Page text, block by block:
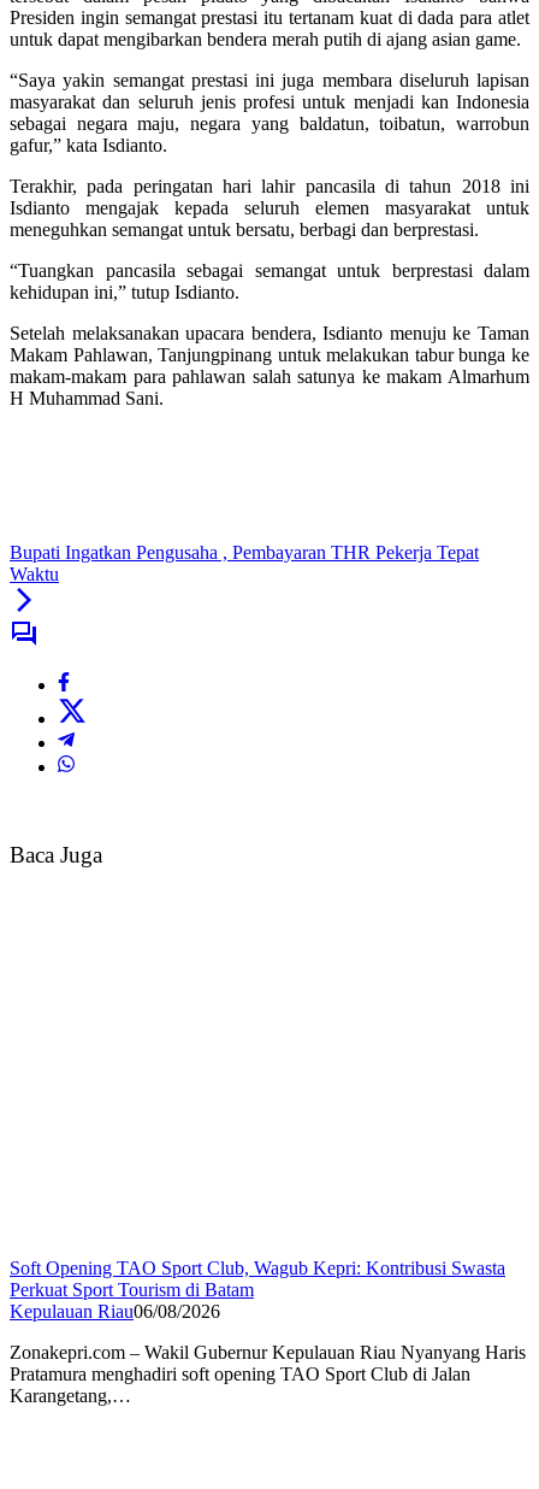
Presiden ingin semangat prestasi itu tertanam kuat di dada para atlet
untuk dapat mengibarkan bendera merah putih di ajang asian game.
“Saya yakin semangat prestasi ini juga membara diseluruh lapisan
masyarakat dan seluruh jenis profesi untuk menjadi kan Indonesia
sebagai negara maju, negara yang baldatun, toibatun, warrobun
gafur,” kata Isdianto.
Terakhir, pada peringatan hari lahir pancasila di tahun 2018 ini
Isdianto mengajak kepada seluruh elemen masyarakat untuk
meneguhkan semangat untuk bersatu, berbagi dan berprestasi.
“Tuangkan pancasila sebagai semangat untuk berprestasi dalam
kehidupan ini,” tutup Isdianto.
Setelah melaksanakan upacara bendera, Isdianto menuju ke Taman
Makam Pahlawan, Tanjungpinang untuk melakukan tabur bunga ke
makam-makam para pahlawan salah satunya ke makam Almarhum
H Muhammad Sani.
Bupati Ingatkan Pengusaha , Pembayaran THR Pekerja Tepat
Waktu
Baca Juga
Soft Opening TAO Sport Club, Wagub Kepri: Kontribusi Swasta
Perkuat Sport Tourism di Batam
Kepulauan Riau06/08/2026
Zonakepri.com – Wakil Gubernur Kepulauan Riau Nyanyang Haris
Pratamura menghadiri soft opening TAO Sport Club di Jalan
Karangetang,…